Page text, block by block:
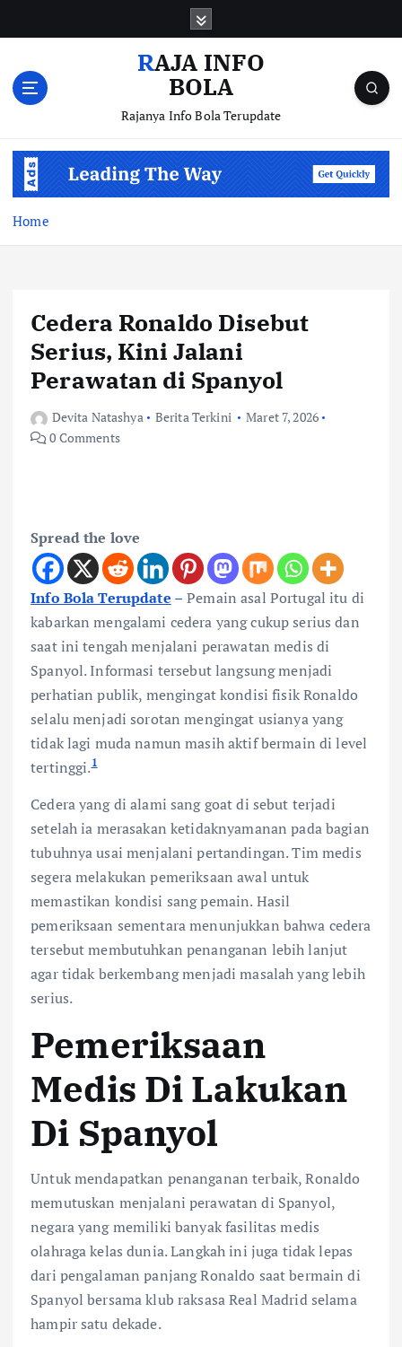
RAJA INFO
BOLA
Rajanya Info Bola Terupdate
Home
Cedera Ronaldo Disebut
Serius, Kini Jalani
Perawatan di Spanyol
Devita Natashya Berita Terkini
Maret 7, 2026
0 Comments
Spread the love
Info Bola Terupdate – Pemain asal Portugal itu di
kabarkan mengalami cedera yang cukup serius dan
saat ini tengah menjalani perawatan medis di
Spanyol. Informasi tersebut langsung menjadi
perhatian publik, mengingat kondisi fisik Ronaldo
selalu menjadi sorotan mengingat usianya yang
tidak lagi muda namun masih aktif bermain di level
tertinggi.1
Cedera yang di alami sang goat di sebut terjadi
setelah ia merasakan ketidaknyamanan pada bagian
tubuhnya usai menjalani pertandingan. Tim medis
segera melakukan pemeriksaan awal untuk
memastikan kondisi sang pemain. Hasil
pemeriksaan sementara menunjukkan bahwa cedera
tersebut membutuhkan penanganan lebih lanjut
agar tidak berkembang menjadi masalah yang lebih
serius.
Pemeriksaan
Medis Di Lakukan
Di Spanyol
Untuk mendapatkan penanganan terbaik, Ronaldo
memutuskan menjalani perawatan di Spanyol,
negara yang memiliki banyak fasilitas medis
olahraga kelas dunia. Langkah ini juga tidak lepas
dari pengalaman panjang Ronaldo saat bermain di
Spanyol bersama klub raksasa Real Madrid selama
hampir satu dekade.